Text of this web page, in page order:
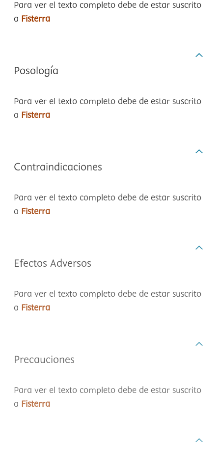
Para ver el texto completo debe de estar suscrito
a Fisterra
Posología
Para ver el texto completo debe de estar suscrito
a Fisterra
Contraindicaciones
Para ver el texto completo debe de estar suscrito
a Fisterra
Efectos Adversos
Para ver el texto completo debe de estar suscrito
a Fisterra
Precauciones
Para ver el texto completo debe de estar suscrito
a Fisterra